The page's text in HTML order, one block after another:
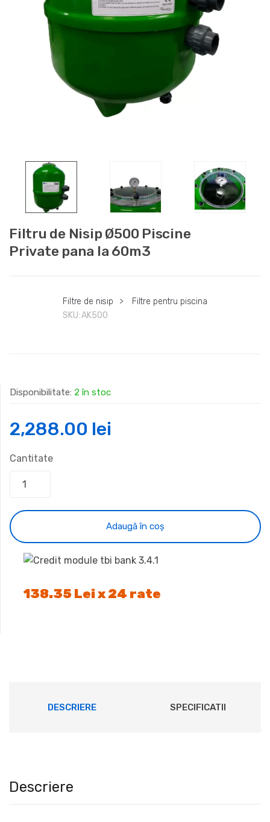
Filtru de Nisip Ø500 Piscine
Private pana la 60m3
Filtre de nisip >
Filtre pentru piscina
SKU:AK500
Disponibilitate: 2 în stoc
2,288.00 lei
Cantitate
Adaugă în coș
138.35 Lei x 24 rate
DESCRIERE SPECIFICATII
Descriere